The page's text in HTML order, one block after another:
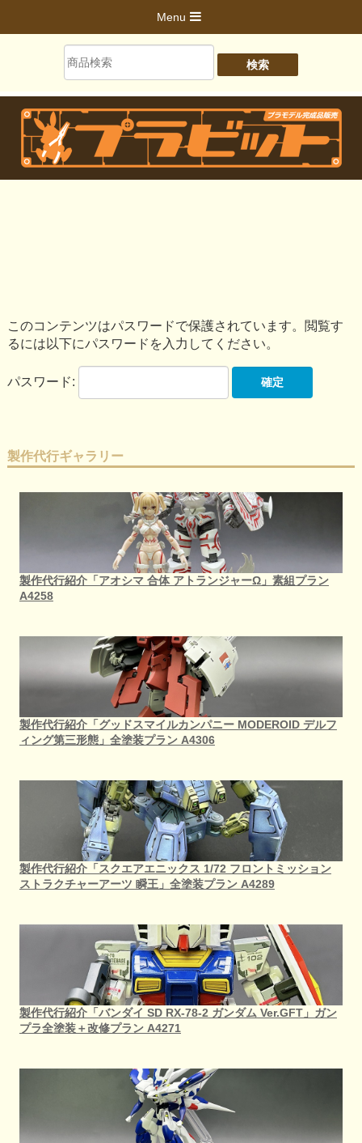
Menu
このコンテンツはパスワードで保護されています。閲覧す
るには以下にパスワードを入力してください。
パスワード:
製作代行ギャラリー
製作代行紹介「アオシマ 合体 アトランジャーΩ」素組プラン
A4258
製作代行紹介「グッドスマイルカンパニー MODEROID デルフ
ィング第三形態」全塗装プラン A4306
製作代行紹介「スクエアエニックス 1/72 フロントミッション
ストラクチャーアーツ 瞬王」全塗装プラン A4289
製作代行紹介「バンダイ SD RX-78-2 ガンダム Ver.GFT」ガン
プラ全塗装＋改修プラン A4271